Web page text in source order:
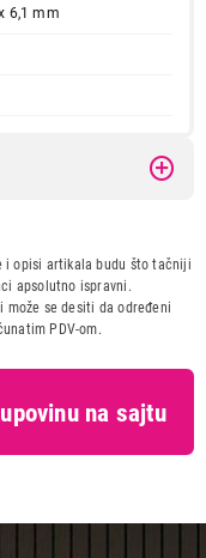
6,1 mm
doo
zakona o
i opisi artikala budu što tačniji
apsolutno ispravni.
se desiti da određeni
PDV-om.
na sajtu